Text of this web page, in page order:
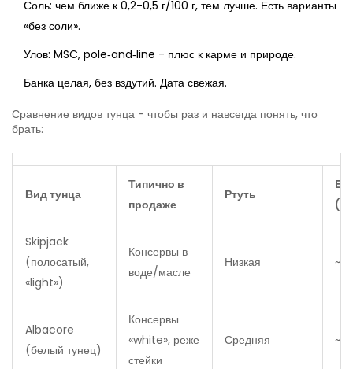
Соль: чем ближе к 0,2-0,5 г/100 г, тем лучше. Есть варианты
«без соли».
Улов: MSC, pole‑and‑line - плюс к карме и природе.
Банка целая, без вздутий. Дата свежая.
Сравнение видов тунца - чтобы раз и навсегда понять, что
брать:
Вид тунца
Типично в
продаже
Ртуть
Skipjack
(полосатый,
«light»)
Консервы в
воде/масле
Низкая
Albacore
(белый тунец)
Консервы
«white», реже
стейки
Средняя